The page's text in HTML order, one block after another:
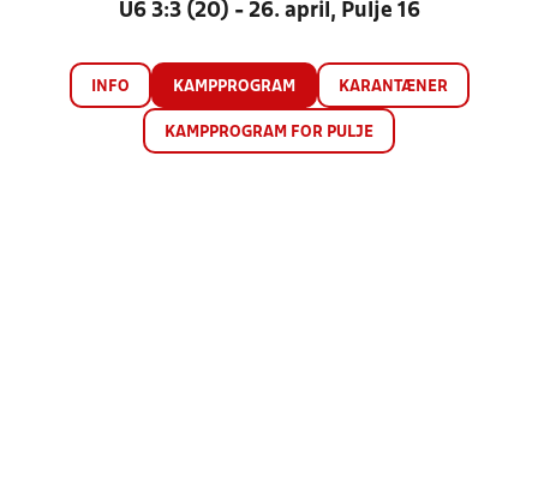
U6 3:3 (20) - 26. april, Pulje 16
INFO KAMPPROGRAM KARANTÆNER
KAMPPROGRAM FOR PULJE